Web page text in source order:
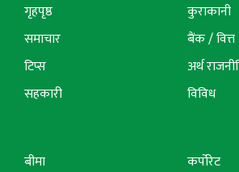
गृहपृष्ठ
समाचार
टिप्स
सहकारी
कुराकानी
बैंक / वित्त
अर्थ
विविध
बीमा कर्पोरेट